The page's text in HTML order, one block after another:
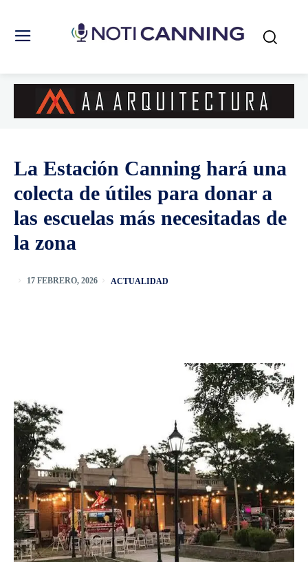
La Estación Canning hará una
colecta de útiles para donar a
las escuelas más necesitadas de
la zona
17 FEBRERO, 2026 ACTUALIDAD